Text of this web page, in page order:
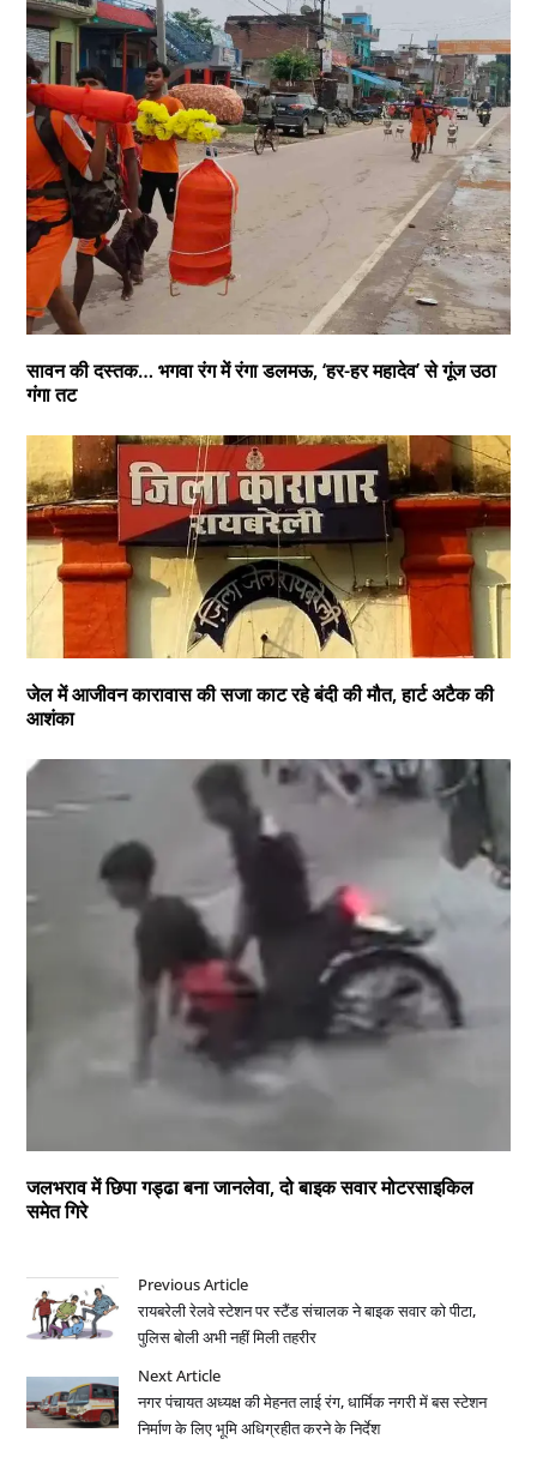
सावन की दस्तक… भगवा रंग में रंगा डलमऊ, ‘हर-हर महादेव’ से गूंज उठा
गंगा तट
जेल में आजीवन कारावास की सजा काट रहे बंदी की मौत, हार्ट अटैक की
आशंका
जलभराव में छिपा गड्ढा बना जानलेवा, दो बाइक सवार मोटरसाइकिल
समेत गिरे
Previous Article
रायबरेली रेलवे स्टेशन पर स्टैंड संचालक ने बाइक सवार को पीटा,
पुलिस बोली अभी नहीं मिली तहरीर
Next Article
नगर पंचायत अध्यक्ष की मेहनत लाई रंग, धार्मिक नगरी में बस स्टेशन
निर्माण के लिए भूमि अधिग्रहीत करने के निर्देश